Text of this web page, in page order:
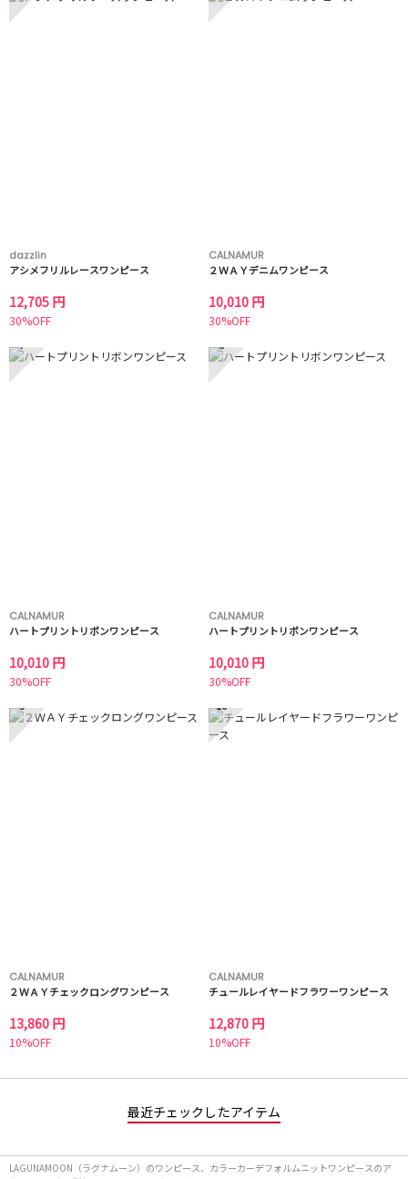
dazzlin
アシメフリルレースワンピース
12,705 円
30%OFF
CALNAMUR
２ＷＡＹデニムワンピース
10,010 円
30%OFF
7
CALNAMUR
ハートプリントリボンワンピース
10,010 円
30%OFF
8
CALNAMUR
ハートプリントリボンワンピース
10,010 円
30%OFF
9
CALNAMUR
２ＷＡＹチェックロングワンピース
13,860 円
10%OFF
10
CALNAMUR
チュールレイヤードフラワーワンピース
12,870 円
10%OFF
最近チェックしたアイテム
LAGUNAMOON（ラグナムーン）のワンピース、カラーカーデフォルムニットワンピースのア